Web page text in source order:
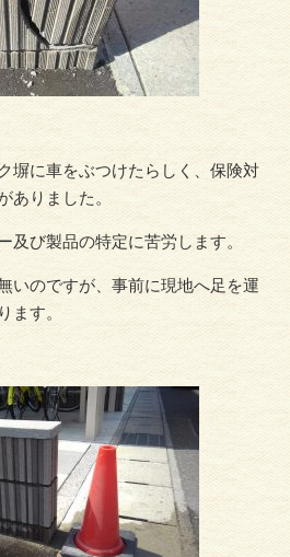
塀に車をぶつけたらしく、保険対
ありました。
及び製品の特定に苦労します。
いのですが、事前に現地へ足を運
ます。